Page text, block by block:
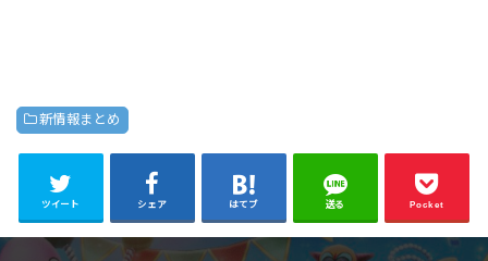
新情報まとめ
ツイート シェア はてブ 送る Pocket